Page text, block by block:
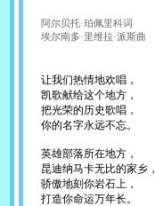
阿尔贝托·珀佩里科词
埃尔南多·里维拉·派斯曲
让我们热情地欢唱，
凯歌献给这个地方，
把光荣的历史歌唱，
你的名字永远不忘。
英雄部落所在地方，
昆迪纳马卡无比的家乡，
骄傲地刻你岩石上，
打造你命运万年长。